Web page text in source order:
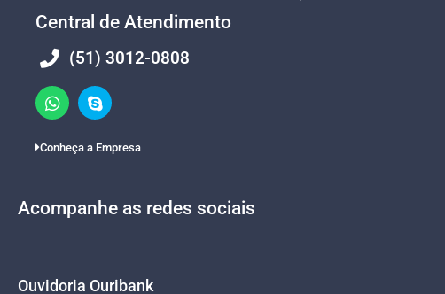
Central de Atendimento
(51) 3012-0808
Conheça a Empresa
Acompanhe as redes sociais
Ouvidoria Ouribank